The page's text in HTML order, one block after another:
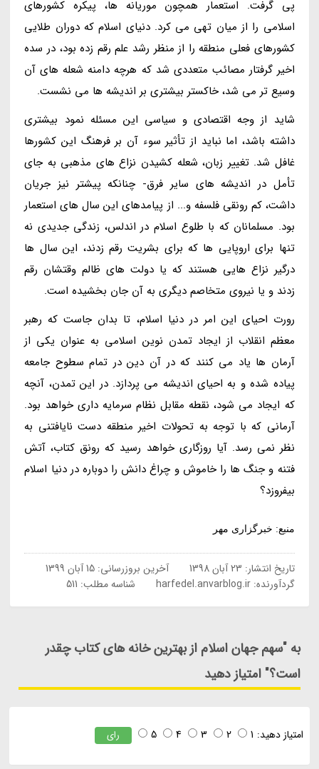
پی گرفت. استعمار همچون موریانه ها، پیکره کشورهای
اسلامی را از میان تهی می کرد. دنیای اسلام که دوران طلایی
کشورهای فعلی منطقه را از منظر رشد علم رقم زده بود، در سده
اخیر گرفتار مصائب متعددی شد که هرچه دامنه شعله های آن
وسیع تر می شد، خاکستر بیشتری بر اندیشه ها می نشست.
شاید از وجه اقتصادی و سیاسی این مسئله نمود بیشتری
داشته باشد، اما نباید از تأثیر سوء آن بر فرهنگ این کشورها
غافل شد. تغییر زبان، شعله کشیدن نزاع های مذهبی به جای
تأمل در اندیشه های سایر فرق- چنانکه پیشتر نیز جریان
داشت، کم رونقی فلسفه و... از پیامدهای این سال های استعمار
بود. مسلمانان که با طلوع اسلام در اندلس، زندگی جدیدی نه
تنها برای اروپایی ها که برای بشریت رقم زدند، این سال ها
درگیر نزاع هایی هستند که یا دولت های ظالم وقتشان رقم
زدند و یا نیروی متخاصم دیگری به آن جان بخشیده است.
رورت احیای این امر در دنیا اسلام، تا بدان جاست که رهبر
معظم انقلاب از ایجاد تمدن نوین اسلامی به عنوان یکی از
آرمان ها یاد می کنند که در آن دین در تمام سطوح جامعه
پیاده شده و به احیای اندیشه می پردازد. در این تمدن، آنچه
که ایجاد می شود، نقطه مقابل نظام سرمایه داری خواهد بود.
آرمانی که با توجه به تحولات اخیر منطقه دست نایافتنی به
نظر نمی رسد. آیا روزگاری خواهد رسید که رونق کتاب، آتش
فتنه و جنگ ها را خاموش و چراغ دانش را دوباره در دنیا اسلام
بیفروزد؟
منبع: خبرگزاری مهر
تاریخ انتشار: 23 آبان 1398 آخرین بروزرسانی:15 آبان 1399
گردآورنده:harfedel.anvarblog.ir شناسه مطلب: 511
به "سهم جهان اسلام از بهترین خانه های کتاب چقدر
است؟" امتیاز دهید
امتیاز دهید: 1
2
3
4
5 رای